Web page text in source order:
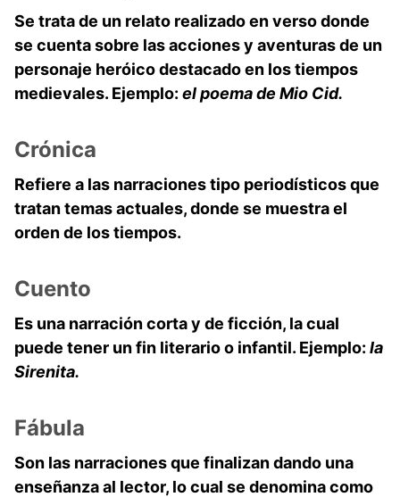
Se trata de un relato realizado en verso donde
se cuenta sobre las acciones y aventuras de un
personaje heróico destacado en los tiempos
medievales. Ejemplo: el poema de Mio Cid.
Crónica
Refiere a las narraciones tipo periodísticos que
tratan temas actuales, donde se muestra el
orden de los tiempos.
Cuento
Es una narración corta y de ficción, la cual
puede tener un fin literario o infantil. Ejemplo: la
Sirenita.
Fábula
Son las narraciones que finalizan dando una
enseñanza al lector, lo cual se denomina como